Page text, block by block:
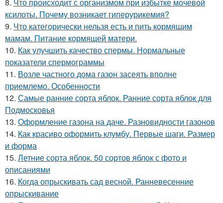
8. Что происходит с организмом при избытке мочевой
ксилоты. Почему возникает гиперурикемия?
9. Что категорически нельзя есть и пить кормящим
мамам. Питание кормящей матери.
10. Как улучшить качество спермы. Нормальные
показатели спермограммы
11. Возле частного дома газон засеять вполне
приемлемо. Особенности
12. Самые ранние сорта яблок. Ранние сорта яблок для
Подмосковья
13. Оформление газона на даче. Разновидности газонов
14. Как красиво оформить клумбу. Первые шаги. Размер
и форма
15. Летние сорта яблок. 50 сортов яблок с фото и
описаниями
16. Когда опрыскивать сад весной. Ранневесенние
опрыскивание